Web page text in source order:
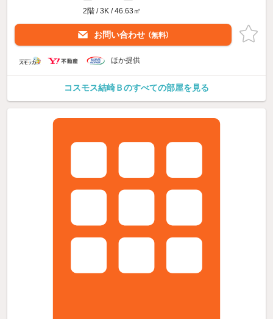
2階 / 3K / 46.63㎡
お問い合わせ （無料）
ほか提供
コスモス結崎Ｂのすべての部屋を見る